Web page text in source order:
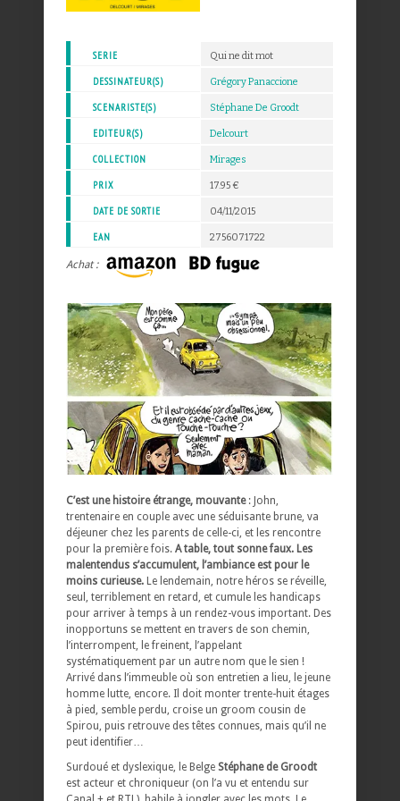
SERIE Qui ne dit mot
DESSINATEUR(S) Grégory Panaccione
SCENARISTE(S) Stéphane De Groodt
EDITEUR(S) Delcourt
COLLECTION Mirages
PRIX 17.95 €
DATE DE SORTIE 04/11/2015
EAN 2756071722
Achat :
C’est une histoire étrange, mouvante : John,
trentenaire en couple avec une séduisante brune, va
déjeuner chez les parents de celle-ci, et les rencontre
pour la première fois. A table, tout sonne faux. Les
malentendus s’accumulent, l’ambiance est pour le
moins curieuse. Le lendemain, notre héros se réveille,
seul, terriblement en retard, et cumule les handicaps
pour arriver à temps à un rendez-vous important. Des
inopportuns se mettent en travers de son chemin,
l’interrompent, le freinent, l’appelant
systématiquement par un autre nom que le sien !
Arrivé dans l’immeuble où son entretien a lieu, le jeune
homme lutte, encore. Il doit monter trente-huit étages
à pied, semble perdu, croise un groom cousin de
Spirou, puis retrouve des têtes connues, mais qu’il ne
peut identifier…
Surdoué et dyslexique, le Belge Stéphane de Groodt
est acteur et chroniqueur (on l’a vu et entendu sur